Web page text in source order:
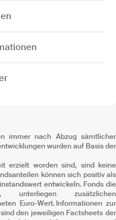
immer nach Abzug sämtlicher
wurden auf Basis der
erzielt worden sind, sind keine
können sich positiv als
entwickeln. Fonds die
zusätzlichen
Euro-Wert. Informationen zur
den jeweiligen Factsheets der